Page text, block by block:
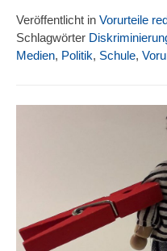
Veröffentlicht in Vorurteile
Schlagwörter
Medien, Politik, Schule,